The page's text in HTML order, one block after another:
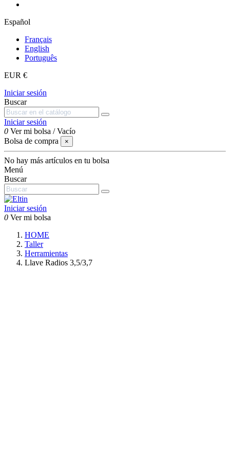
Español
Français
English
Português
EUR €
Iniciar sesión
Buscar
Iniciar sesión
0 Ver mi bolsa /Vacío
Bolsa de compra
×
No hay más artículos en tu bolsa
Menú
Buscar
Iniciar sesión
0 Ver mi bolsa
HOME
Taller
Herramientas
Llave Radios 3,5/3,7